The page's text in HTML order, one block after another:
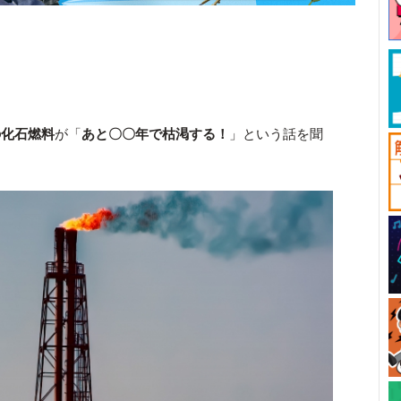
石燃料が「あと〇〇年で枯渇する！ 」という話を聞